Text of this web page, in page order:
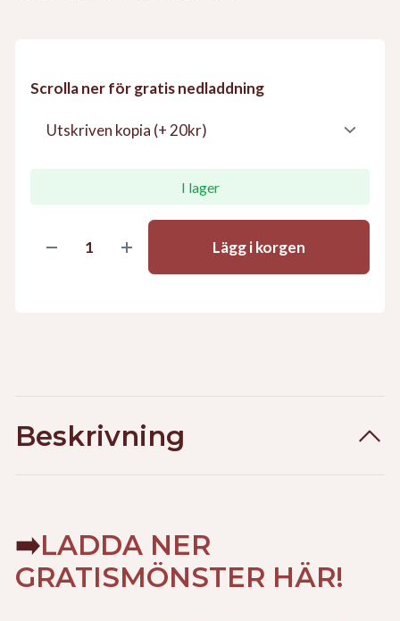
Scrolla ner för gratis nedladdning
I lager
Lägg i korgen
Beskrivning
➡️LADDA NER
GRATISMÖNSTER HÄR!